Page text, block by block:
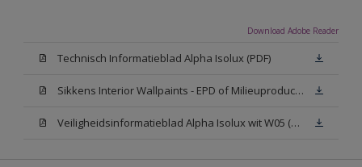
Download Adobe Reader
Technisch Informatieblad Alpha Isolux (PDF)
Sikkens Interior Wallpaints - EPD of Milieuproductverklaring
Veiligheidsinformatieblad Alpha Isolux wit W05 (SDS)